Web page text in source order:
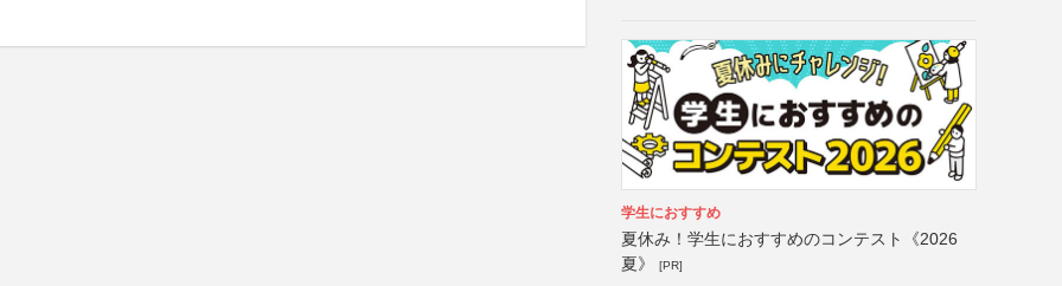
学生におすすめ
夏休み！学生におすすめのコンテスト《2026
夏》
[PR]